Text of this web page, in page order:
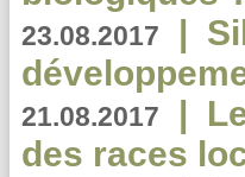
23.08.2017 |
21.08.2017 |
des races